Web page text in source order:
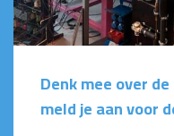
Denk mee over
meld je aan voor